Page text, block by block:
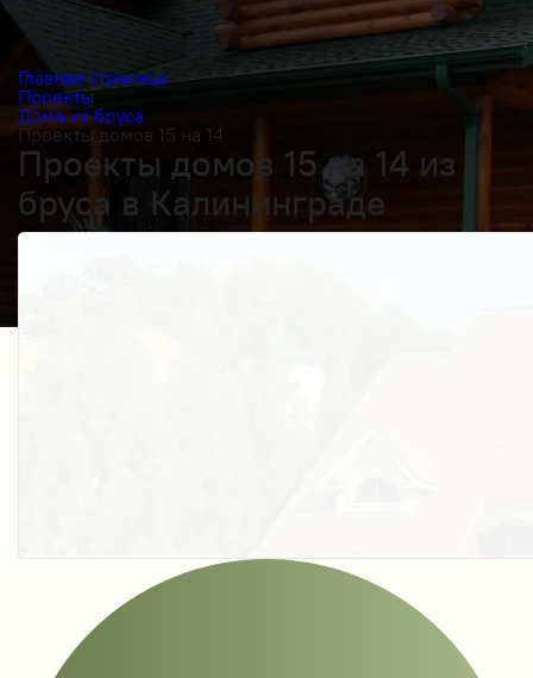
Главная страница
Проекты
Дома из бруса
Проекты домов 15 на 14
Проекты домов 15 на 14 из
бруса в Калининграде
Получить косультацию